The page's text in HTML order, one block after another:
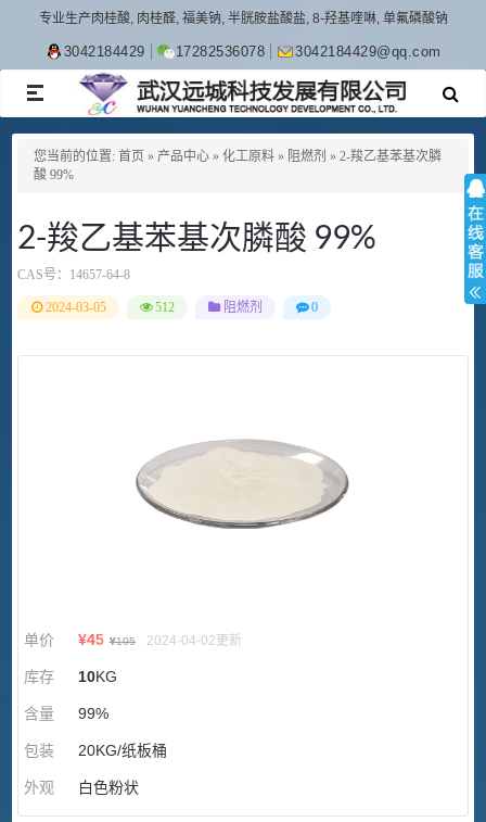
专业生产肉桂酸, 肉桂醛, 福美钠, 半胱胺盐酸盐, 8-羟基喹啉, 单氟磷酸钠
3042184429 17282536078 3042184429@qq.com
TOGGLE
NAVIGATION
您当前的位置: 首页 » 产品中心 » 化工原料 » 阻燃剂 » 2-羧乙基苯基次膦
酸 99%
2-羧乙基苯基次膦酸 99%
CAS号： 14657-64-8
2024-03-05 512 阻燃剂 0
单价 ¥45 ¥105 2024-04-02更新
库存 10KG
含量 99%
包装 20KG/纸板桶
外观 白色粉状